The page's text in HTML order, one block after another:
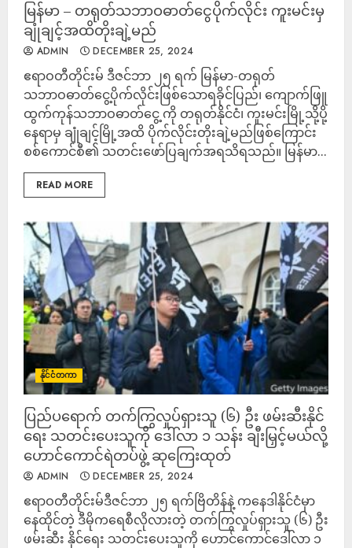
မြန်မာ – တရုတ်သဘာဝဓာတ်ငွေပိုက်လိုင်း ကူးမင်းမှ
ချုံချင့်အထိတိုးချဲ့မည်
ADMIN DECEMBER 25, 2024
ဧရာဝတီတိုင်းမ် ဒီဇင်ဘာ ၂၅ ရက် မြန်မာ-တရုတ်
သဘာဝဓာတ်ငွေ့ပိုက်လိုင်းဖြစ်သောရခိုင်ပြည်၊ ကျောက်ဖြူ
ထွက်ကုန်သဘာဝဓာတ်ငွေ့ ကို တရုတ်နိုင်ငံ၊ ကူးမင်းမြို့သို့ပို့
နေရာမှ ချုံချင့်မြို့အထိ ပိုက်လိုင်းတိုးချဲ့မည်ဖြစ်ကြောင်း
စစ်ကောင်စီ၏ သတင်းဖော်ပြချက်အရသိရသည်။ မြန်မာ...
READ MORE
နိုင်ငံတကာ
ပြည်ပရောက် တက်ကြွလှုပ်ရှားသူ (၆) ဦး ဖမ်းဆီးနိုင်
ရေး သတင်းပေးသူကို ဒေါ်လာ ၁ သန်း ချီးမြှင့်မယ်လို့
ဟောင်ကောင်ရဲတပ်ဖွဲ့ ဆုကြေးထုတ်
ADMIN DECEMBER 25, 2024
ဧရာဝတီတိုင်းမ်ဒီဇင်ဘာ ၂၅ ရက်ဗြိတိန်နဲ့ ကနေဒါနိုင်ငံမှာ
နေထိုင်တဲ့ ဒီမိုကရေစီလိုလားတဲ့ တက်ကြွလှုပ်ရှားသူ (၆) ဦး
ဖမ်းဆီး နိုင်ရေး သတင်းပေးသူကို ဟောင်ကောင်ဒေါ်လာ ၁